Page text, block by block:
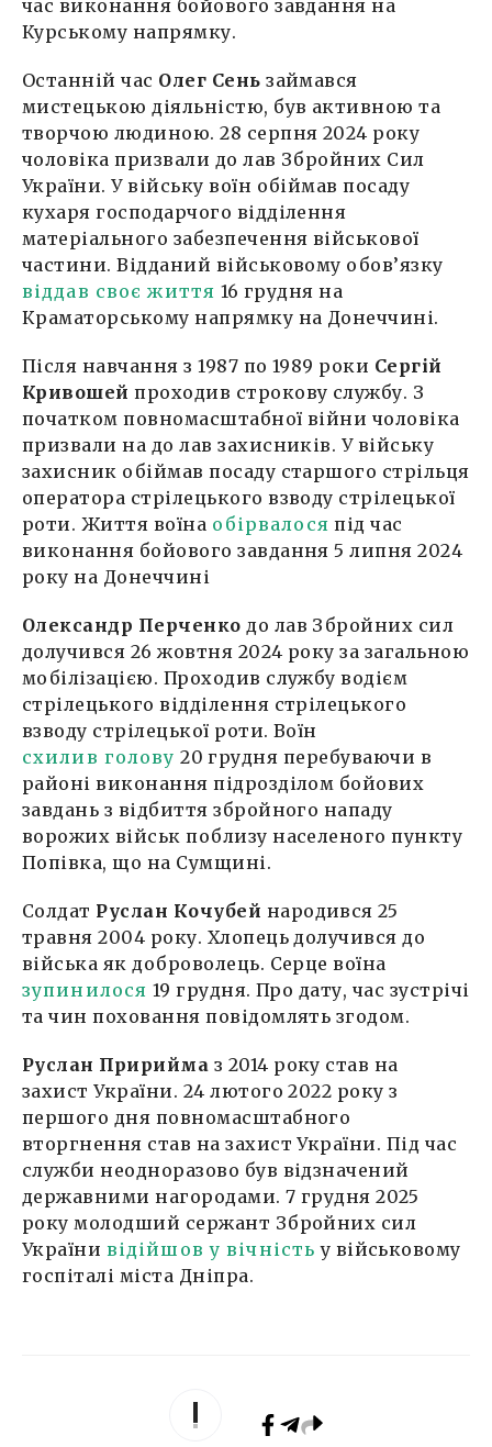
час виконання бойового завдання на
Курському напрямку.
Останній час Олег Сень займався
мистецькою діяльністю, був активною та
творчою людиною. 28 серпня 2024 року
чоловіка призвали до лав Збройних Сил
України. У війську воїн обіймав посаду
кухаря господарчого відділення
матеріального забезпечення військової
частини. Відданий військовому обов’язку
віддав своє життя 16 грудня на
Краматорському напрямку на Донеччині.
Після навчання з 1987 по 1989 роки Сергій
Кривошей проходив строкову службу. З
початком повномасштабної війни чоловіка
призвали на до лав захисників. У війську
захисник обіймав посаду старшого стрільця
оператора стрілецького взводу стрілецької
роти. Життя воїна обірвалося під час
виконання бойового завдання 5 липня 2024
року на Донеччині
Олександр Перченкодо лав Збройних сил
долучився 26 жовтня 2024 року за загальною
мобілізацією. Проходив службу водієм
стрілецького відділення стрілецького
взводу стрілецької роти. Воїн
схилив голову 20 грудня перебуваючи в
районі виконання підрозділом бойових
завдань з відбиття збройного нападу
ворожих військ поблизу населеного пункту
Попівка, що на Сумщині.
Солдат Руслан Кочубей народився 25
травня 2004 року. Хлопець долучився до
війська як доброволець. Серце воїна
зупинилося 19 грудня. Про дату, час зустрічі
та чин поховання повідомлять згодом.
Руслан Пририйма з 2014 року став на
захист України. 24 лютого 2022 року з
першого дня повномасштабного
вторгнення став на захист України. Під час
служби неодноразово був відзначений
державними нагородами. 7 грудня 2025
року молодший сержант Збройних сил
України відійшов у вічність у військовому
госпіталі міста Дніпра.